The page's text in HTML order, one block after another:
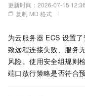
更新时间： 2026-07-15
复制 MD 格式
为云服务器 ECS 设置
致远程连接失败、服务
风险。使用安全组规则
端口放行策略是否符合预